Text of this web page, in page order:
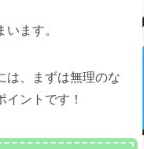
ます。
は、まずは無理のな
ントです！